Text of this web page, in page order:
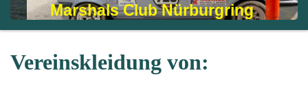
Marshals Club Nürburgring
Vereinskleidung von: